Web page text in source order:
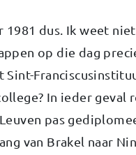
1981 dus. Ik weet
op die dag
Sint-
In ieder geval
pas
van Brakel naar